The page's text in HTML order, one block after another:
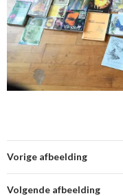
Vorige afbeelding
Volgende afbeelding